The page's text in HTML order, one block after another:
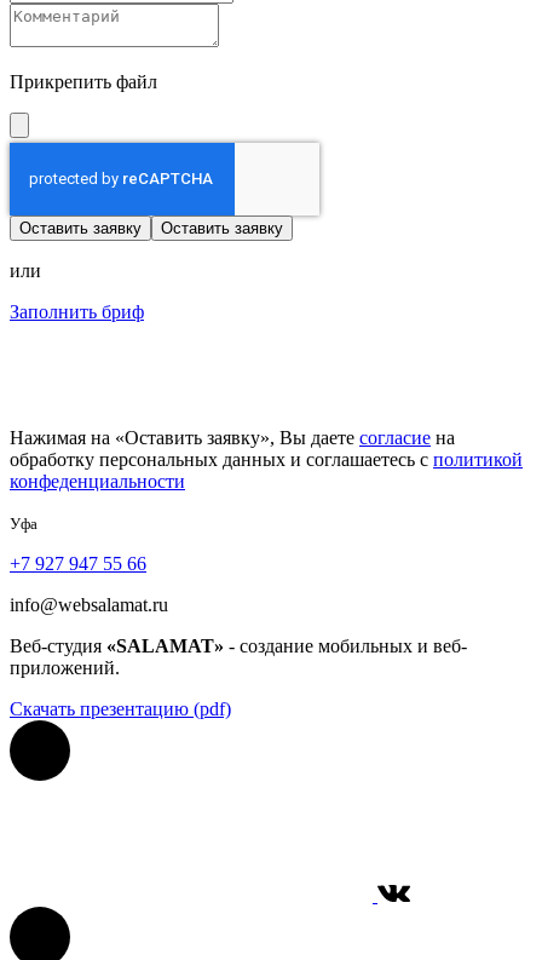
Прикрепить файл
Оставить заявку Оставить заявку
или
Заполнить бриф
Нажимая на «Оставить заявку», Вы даете согласие на
обработку персональных данных и соглашаетесь с политикой
конфеденциальности
Уфа
+7 927 947 55 66
info@websalamat.ru
Веб-студия «SALAMAT» - создание мобильных и веб-
приложений.
Скачать презентацию (pdf)